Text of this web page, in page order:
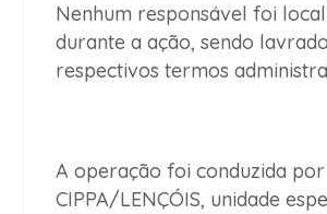
Nenhum responsável foi
durante a ação, sendo
respectivos termos
A operação foi conduzida por
CIPPA/LENÇÓIS, unidade